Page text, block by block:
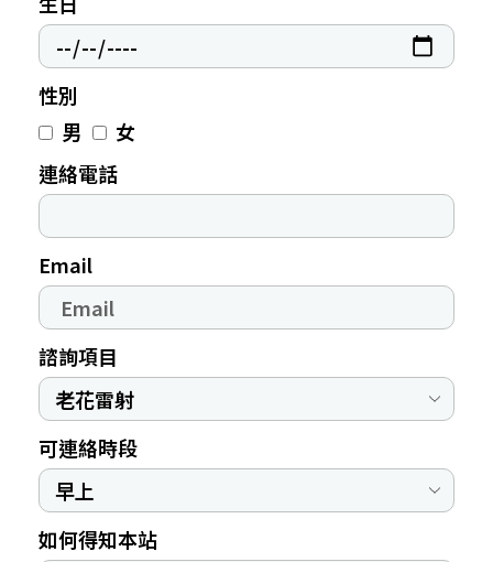
性別
男
女
連絡電話
Email
諮詢項目
可連絡時段
如何得知本站